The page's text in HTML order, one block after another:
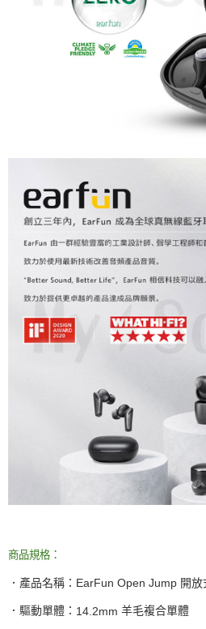
商品規格：
．產品名稱： EarFun Open Jump 開
．驅動單體： 14.2mm 羊毛複合單體